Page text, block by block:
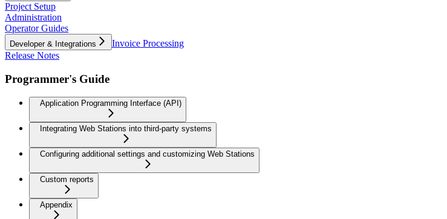
Project Setup
Administration
Operator Guides
Developer & Integrations
Invoice Processing
Release Notes
Programmer's Guide
Application Programming Interface (API)
Integrating Web Stations into third-party systems
Configuring additional settings and customizing Web Stations
Custom reports
Appendix